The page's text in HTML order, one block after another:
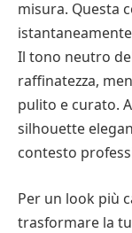
misura. Questa
Il tono neutro
raffinatezza,
pulito e curato.
silhouette
contesto
Per un look più
trasformare la